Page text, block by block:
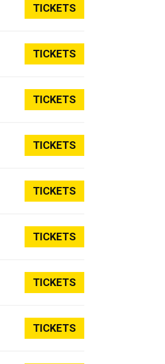
TICKETS
TICKETS
TICKETS
TICKETS
TICKETS
TICKETS
TICKETS
TICKETS